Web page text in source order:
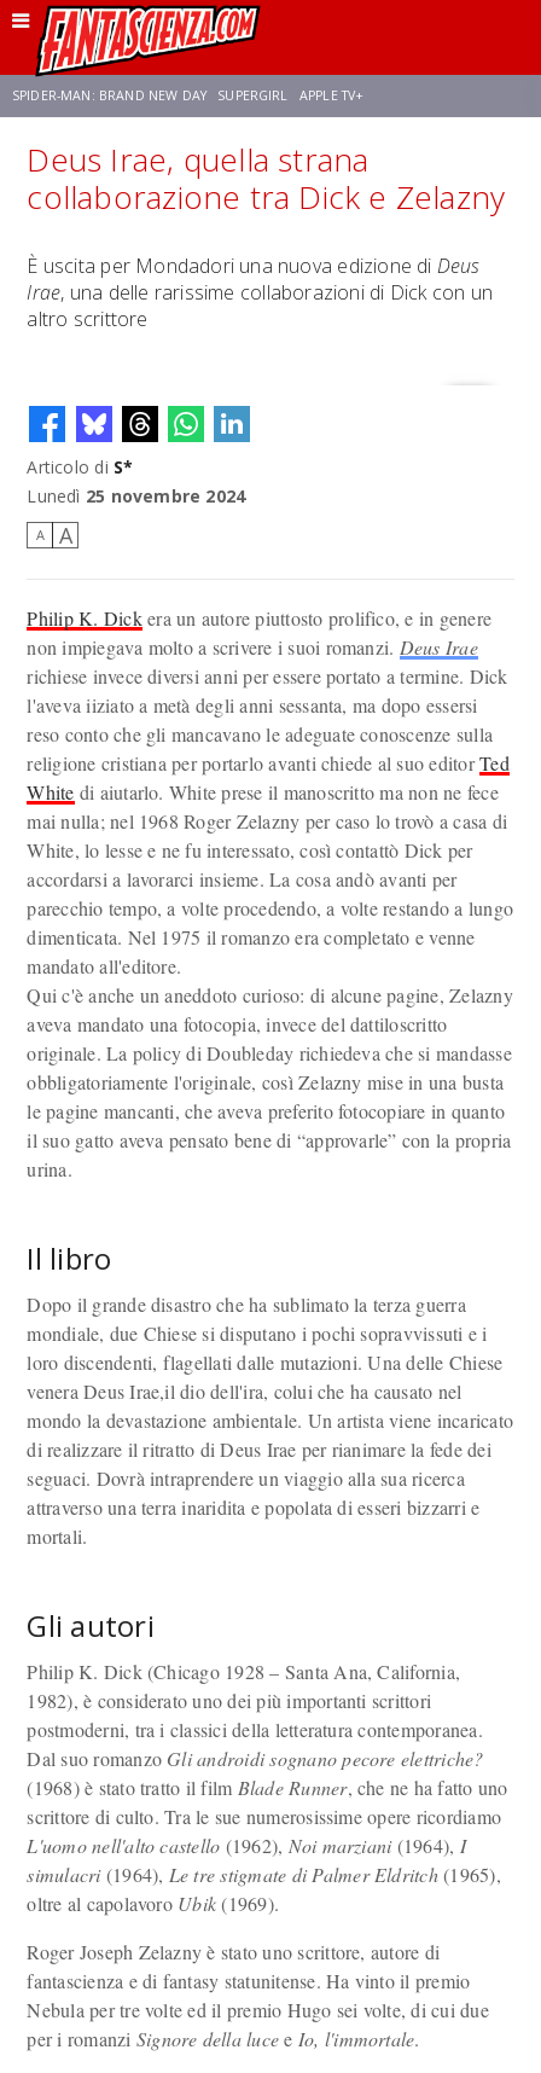
SPIDER-MAN: BRAND NEW DAY SUPERGIRL APPLE TV+
FRANCO RICCIARDIELLO ZENDAYA STAR TREK AVENGERS: DOOMSDAY
NETFLIX
Deus Irae, quella strana
collaborazione tra Dick e Zelazny
È uscita per Mondadori una nuova edizione di Deus
Irae, una delle rarissime collaborazioni di Dick con un
altro scrittore
Articolo di S*
Lunedì 25 novembre 2024
A A
Philip K. Dickera un autore piuttosto prolifico, e in genere
non impiegava molto a scrivere i suoi romanzi. Deus Irae
richiese invece diversi anni per essere portato a termine. Dick
l'aveva iiziato a metà degli anni sessanta, ma dopo essersi
reso conto che gli mancavano le adeguate conoscenze sulla
religione cristiana per portarlo avanti chiede al suo editorTed
White di aiutarlo. White prese il manoscritto ma non ne fece
mai nulla; nel 1968 Roger Zelazny per caso lo trovò a casa di
White, lo lesse e ne fu interessato, così contattò Dick per
accordarsi a lavorarci insieme. La cosa andò avanti per
parecchio tempo, a volte procedendo, a volte restando a lungo
dimenticata. Nel 1975 il romanzo era completato e venne
mandato all'editore.
Qui c'è anche un aneddoto curioso: di alcune pagine, Zelazny
aveva mandato una fotocopia, invece del dattiloscritto
originale. La policy di Doubleday richiedeva che si mandasse
obbligatoriamente l'originale, così Zelazny mise in una busta
le pagine mancanti, che aveva preferito fotocopiare in quanto
il suo gatto aveva pensato bene di “approvarle” con la propria
urina.
Il libro
Dopo il grande disastro che ha sublimato la terza guerra
mondiale, due Chiese si disputano i pochi sopravvissuti e i
loro discendenti, flagellati dalle mutazioni. Una delle Chiese
venera Deus Irae,il dio dell'ira, colui che ha causato nel
mondo la devastazione ambientale. Un artista viene incaricato
di realizzare il ritratto di Deus Irae per rianimare la fede dei
seguaci. Dovrà intraprendere un viaggio alla sua ricerca
attraverso una terra inaridita e popolata di esseri bizzarri e
mortali.
Gli autori
Philip K. Dick (Chicago 1928 – Santa Ana, California,
1982), è considerato uno dei più importanti scrittori
postmoderni, tra i classici della letteratura contemporanea.
Dal suo romanzo Gli androidi sognano pecore elettriche?
(1968) è stato tratto il film Blade Runner, che ne ha fatto uno
scrittore di culto. Tra le sue numerosissime opere ricordiamo
L'uomo nell'alto castello (1962), Noi marziani(1964), I
simulacri(1964), Le tre stigmate di Palmer Eldritch(1965),
oltre al capolavoro Ubik(1969).
Roger Joseph Zelazny è stato uno scrittore, autore di
fantascienza e di fantasy statunitense. Ha vinto il premio
Nebula per tre volte ed il premio Hugo sei volte, di cui due
per i romanzi Signore della lucee Io, l'immortale.